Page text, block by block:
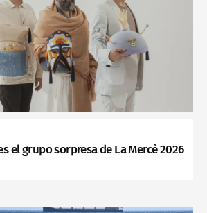
el grupo sorpresa de La Mercè 2026